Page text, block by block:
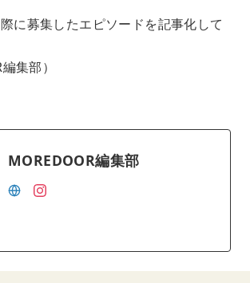
に募集したエピソードを記事化して
集部）
MOREDOOR編集部